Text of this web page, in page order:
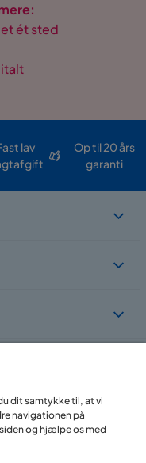
ét sted
lav
Op til 20 års
garanti
lande
dit samtykke til, at vi
navigationen på
og hjælpe os med